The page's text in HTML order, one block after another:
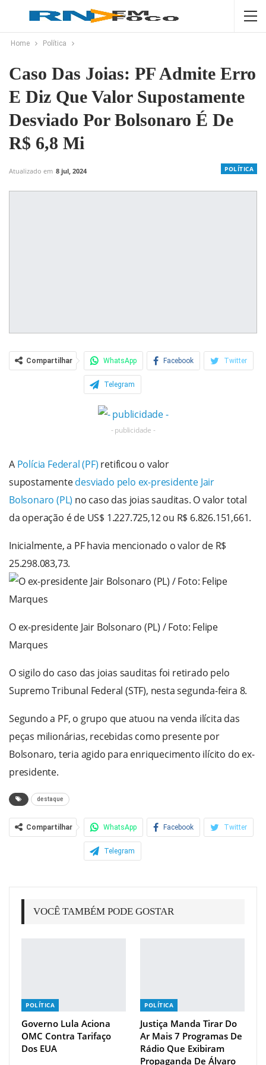
Home Política
Caso Das Joias: PF Admite Erro
E Diz Que Valor Supostamente
Desviado Por Bolsonaro É De
R$ 6,8 Mi
POLÍTICA
Atualizado em 8 jul, 2024
Compartilhar WhatsApp Facebook Twitter
Telegram
- publicidade -
A Polícia Federal (PF) retificou o valor
supostamentedesviado pelo ex-presidente Jair
Bolsonaro (PL) no caso das joias sauditas. O valor total
da operação é de US$ 1.227.725,12 ou R$ 6.826.151,661.
Inicialmente, a PF havia mencionado o valor de R$
25.298.083,73.
O ex-presidente Jair Bolsonaro (PL) / Foto: Felipe
Marques
O sigilo do caso das joias sauditas foi retirado pelo
Supremo Tribunal Federal (STF), nesta segunda-feira 8.
Segundo a PF, o grupo que atuou na venda ilícita das
peças milionárias, recebidas como presente por
Bolsonaro, teria agido para enriquecimento ilícito do ex-
presidente.
destaque
Compartilhar WhatsApp Facebook Twitter
Telegram
VOCÊ TAMBÉM PODE GOSTAR
POLÍTICA
Governo Lula Aciona
OMC Contra Tarifaço
Dos EUA
POLÍTICA
Justiça Manda Tirar Do
Ar Mais 7 Programas De
Rádio Que Exibiram
Propaganda De Álvaro